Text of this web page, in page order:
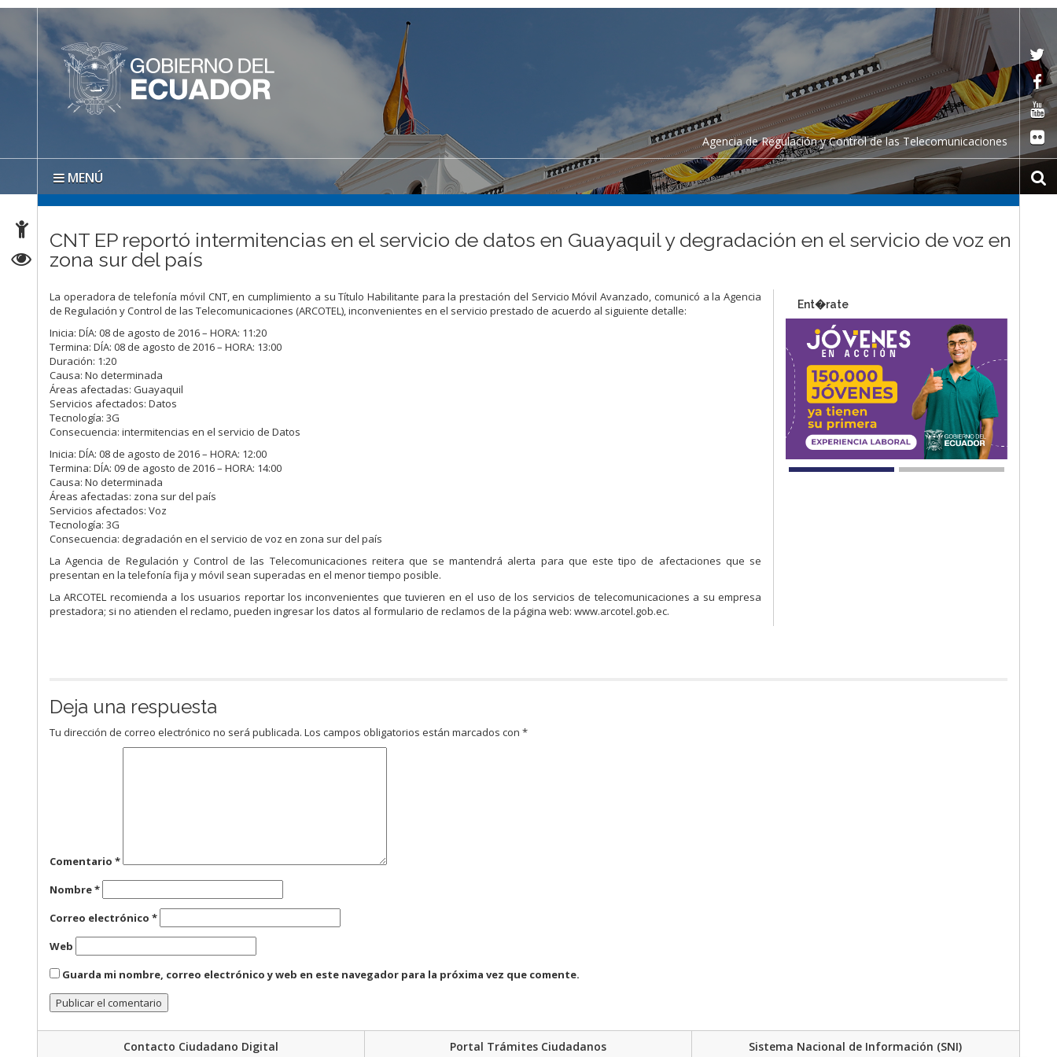
Agencia de Regulación y Control de las Telecomunicaciones
MENÚ
CNT EP reportó intermitencias en el servicio de datos en Guayaquil y degradación en el servicio de voz en
zona sur del país
La operadora de telefonía móvil CNT, en cumplimiento a su Título Habilitante para la prestación del Servicio Móvil Avanzado, comunicó a la Agencia
de Regulación y Control de las Telecomunicaciones (ARCOTEL), inconvenientes en el servicio prestado de acuerdo al siguiente detalle:
Inicia: DÍA: 08 de agosto de 2016 – HORA: 11:20
Termina: DÍA: 08 de agosto de 2016 – HORA: 13:00
Duración: 1:20
Causa: No determinada
Áreas afectadas: Guayaquil
Servicios afectados: Datos
Tecnología: 3G
Consecuencia: intermitencias en el servicio de Datos
Inicia: DÍA: 08 de agosto de 2016 – HORA: 12:00
Termina: DÍA: 09 de agosto de 2016 – HORA: 14:00
Causa: No determinada
Áreas afectadas: zona sur del país
Servicios afectados: Voz
Tecnología: 3G
Consecuencia: degradación en el servicio de voz en zona sur del país
La Agencia de Regulación y Control de las Telecomunicaciones reitera que se mantendrá alerta para que este tipo de afectaciones que se
presentan en la telefonía fija y móvil sean superadas en el menor tiempo posible.
La ARCOTEL recomienda a los usuarios reportar los inconvenientes que tuvieren en el uso de los servicios de telecomunicaciones a su empresa
prestadora; si no atienden el reclamo, pueden ingresar los datos al formulario de reclamos de la página web: www.arcotel.gob.ec.
Ent�rate
Deja una respuesta
Tu dirección de correo electrónico no será publicada. Los campos obligatorios están marcados con*
Comentario*
Nombre*
Correo electrónico*
Web
Guarda mi nombre, correo electrónico y web en este navegador para la próxima vez que comente.
Contacto Ciudadano Digital Portal Trámites Ciudadanos Sistema Nacional de Información (SNI)